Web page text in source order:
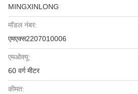
MINGXINLONG
मॉडल नंबर:
एमएक्स2207010006
एमओक्यू:
60 वर्ग मीटर
कीमत: